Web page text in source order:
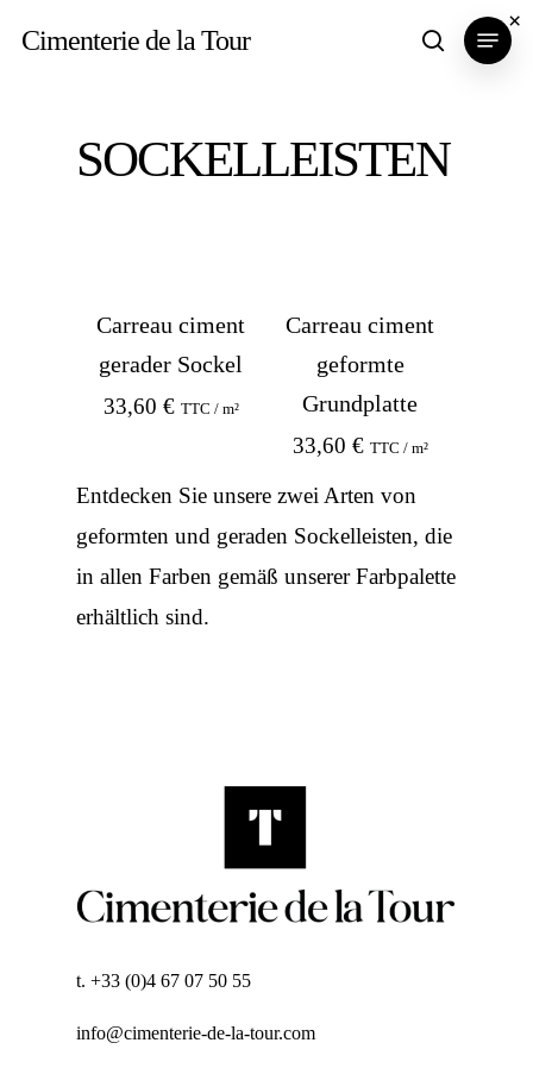
Cimenterie de la Tour search
Menu
SOCKELLEISTEN
Carreau ciment
gerader Sockel
33,60 € TTC / m²
Carreau ciment
geformte
Grundplatte
33,60 € TTC / m²
Entdecken Sie unsere zwei Arten von
geformten und geraden Sockelleisten, die
in allen Farben gemäß unserer Farbpalette
erhältlich sind.
t. +33 (0)4 67 07 50 55
info@cimenterie-de-la-tour.com
×